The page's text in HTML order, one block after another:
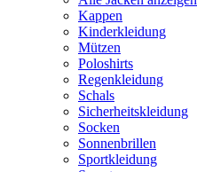
Kappen
Kinderkleidung
Mützen
Poloshirts
Regenkleidung
Schals
Sicherheitskleidung
Socken
Sonnenbrillen
Sportkleidung